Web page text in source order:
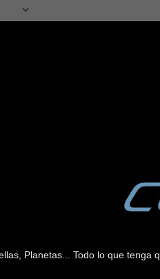
Planetas... Todo lo que tenga